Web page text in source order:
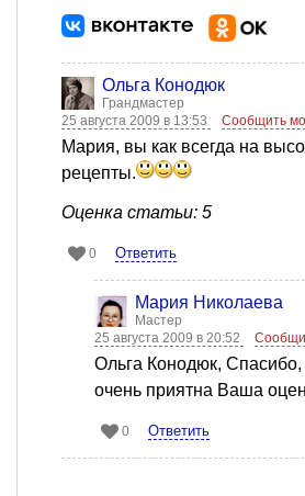
Ольга Конодюк
Грандмастер
25 августа 2009 в 13:53
Сообщить
Мария, вы как всегда на
рецепты.
Оценка статьи: 5
0 Ответить
Мария Николаева
Мастер
25 августа 2009 в 20:52
Ольга Конодюк,
очень приятна Ваша
0 Ответить